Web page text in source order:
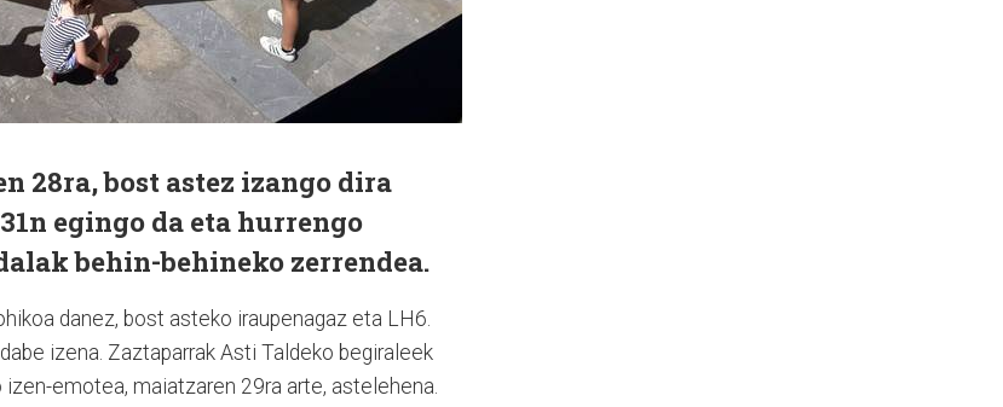
28ra, bost astez izango dira
egingo da eta hurrengo
behin-behineko zerrendea.
danez, bost asteko iraupenagaz eta LH6.
izena. Zaztaparrak Asti Taldeko begiraleek
emotea, maiatzaren 29ra arte, astelehena.